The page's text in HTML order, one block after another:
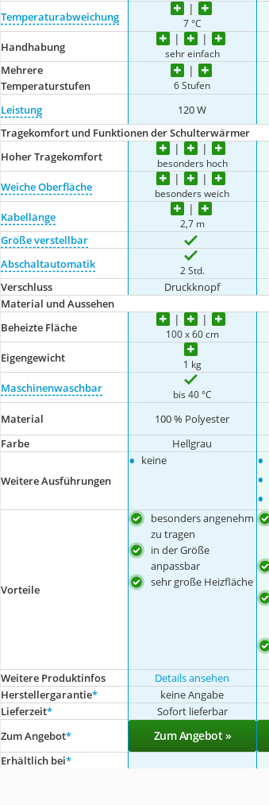
Temperaturabweichung 7 °C
Handhabung sehr einfach
Mehrere
Temperaturstufen
6 Stufen
Leistung 120 W
Tragekomfort und Funktionen der Schulterwärmer
Hoher Tragekomfort
besonders hoch
Weiche Oberfläche besonders weich
Kabellänge 2,7 m
Größe verstellbar
Abschaltautomatik
2 Std.
Verschluss Druckknopf
Material und Aussehen
Beheizte Fläche
100 x 60 cm
Eigengewicht 1 kg
Maschinenwaschbar bis 40 °C
Material 100 % Polyester
Farbe
Hellgrau
Weitere Ausführungen
• keine •
•
•
Vorteile
besonders angenehm
zu tragen
in der Größe
anpassbar
sehr große Heizfläche
Weitere Produktinfos Details ansehen
Herstellergarantie* keine Angabe
Lieferzeit* Sofort lieferbar
Zum Angebot* Zum Angebot »
Erhältlich bei*